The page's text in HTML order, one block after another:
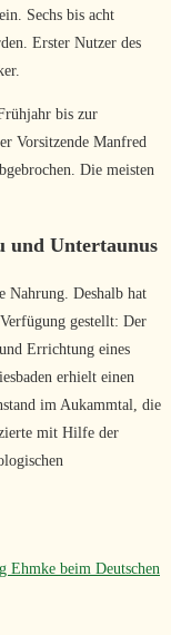
Sechs bis acht
Erster Nutzer des
bis zur
Vorsitzende Manfred
Die meisten
und Untertaunus
Nahrung. Deshalb hat
gestellt: Der
Errichtung eines
erhielt einen
im Aukammtal, die
mit Hilfe der
Ehmke beim Deutschen